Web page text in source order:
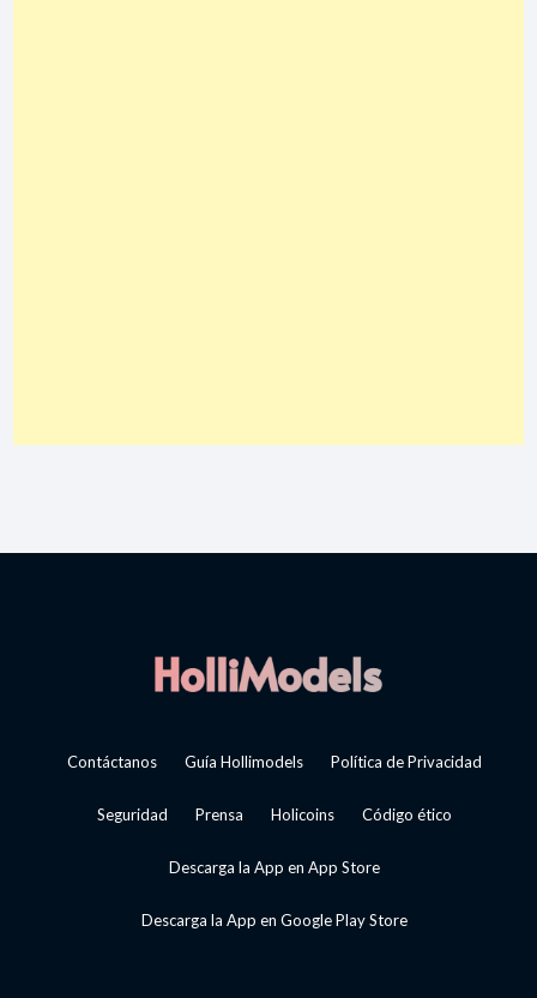
Contáctanos Guía Hollimodels Política de Privacidad
Seguridad Prensa Holicoins Código ético
Descarga la App en App Store
Descarga la App en Google Play Store